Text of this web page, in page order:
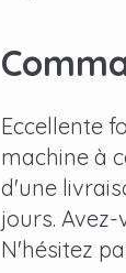
Eccellente
machine à
d'une
jours.
N'hésitez